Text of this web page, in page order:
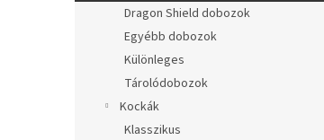
Dragon Shield dobozok
Egyébb dobozok
Különleges
Tárolódobozok
Kockák
Klasszikus